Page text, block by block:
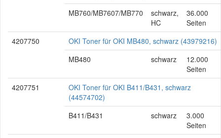
MB760/MB7607/MB770
schwarz,
HC
36.000
Seiten
4207750
OKI Toner für OKI MB480, schwarz (43979216)
MB480
schwarz
12.000
Seiten
4207751
OKI Toner für OKI B411/B431, schwarz
(44574702)
B411/B431
schwarz
3.000
Seiten